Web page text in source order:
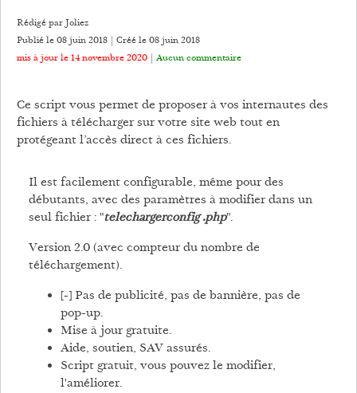
Rédigé par Joliez
Publié le 08 juin 2018 | Créé le08 juin 2018
mis à jour le 14 novembre 2020 | Aucun commentaire
Ce script vous permet de proposer à vos internautes des
fichiers à télécharger sur votre site web tout en
protégeant l’accès direct à ces fichiers.
Il est facilement configurable, même pour des
débutants, avec des paramètres à modifier dans un
seul fichier : "telechargerconfig .php".
Version 2.0 (avec compteur du nombre de
téléchargement).
[-] Pas de publicité, pas de bannière, pas de
pop-up.
Mise à jour gratuite.
Aide, soutien, SAV assurés.
Script gratuit, vous pouvez le modifier,
l'améliorer.